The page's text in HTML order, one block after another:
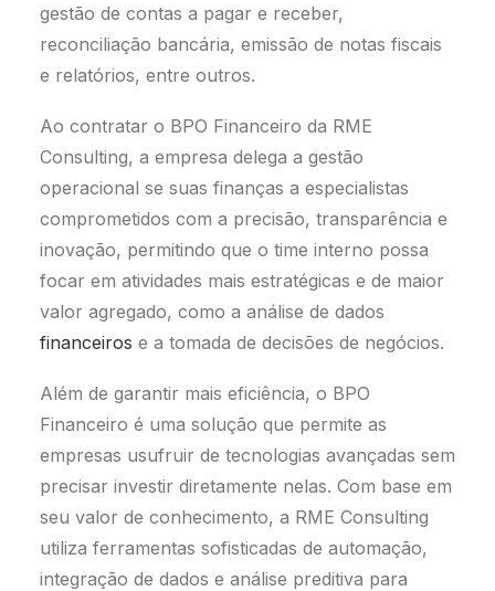
gestão de contas a pagar e receber,
reconciliação bancária, emissão de notas fiscais
e relatórios, entre outros.
Ao contratar o BPO Financeiro da RME
Consulting, a empresa delega a gestão
operacional se suas finanças a especialistas
comprometidos com a precisão, transparência e
inovação, permitindo que o time interno possa
focar em atividades mais estratégicas e de maior
valor agregado, como a análise de dados
financeiros e a tomada de decisões de negócios.
Além de garantir mais eficiência, o BPO
Financeiro é uma solução que permite as
empresas usufruir de tecnologias avançadas sem
precisar investir diretamente nelas. Com base em
seu valor de conhecimento, a RME Consulting
utiliza ferramentas sofisticadas de automação,
integração de dados e análise preditiva para